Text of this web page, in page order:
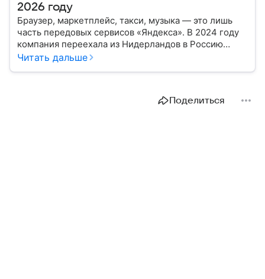
2026 году
Браузер, маркетплейс, такси, музыка — это лишь
часть передовых сервисов «Яндекса». В 2024 году
компания переехала из Нидерландов в Россию
и сменила собственников. Как это отразится на ее
Читать дальше
Поделиться